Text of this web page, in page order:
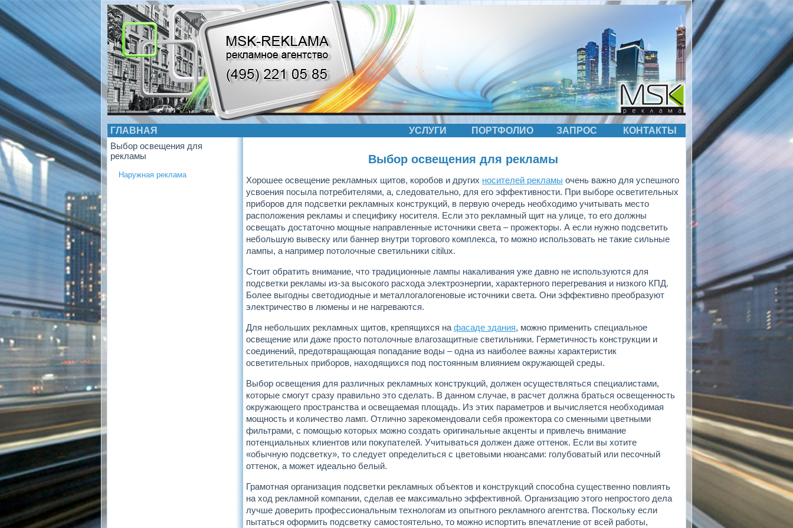
ГЛАВНАЯ УСЛУГИ ПОРТФОЛИО ЗАПРОС
КОНТАКТЫ
Выбор освещения для
рекламы
Наружная реклама
Выбор освещения для рекламы
Хорошее освещение рекламных щитов, коробов и других носителей рекламы очень важно для успешного
усвоения посыла потребителями, а, следовательно, для его эффективности. При выборе осветительных
приборов для подсветки рекламных конструкций, в первую очередь необходимо учитывать место
расположения рекламы и специфику носителя. Если это рекламный щит на улице, то его должны
освещать достаточно мощные направленные источники света – прожекторы. А если нужно подсветить
небольшую вывеску или баннер внутри торгового комплекса, то можно использовать не такие сильные
лампы, а например потолочные светильники citilux.
Стоит обратить внимание, что традиционные лампы накаливания уже давно не используются для
подсветки рекламы из-за высокого расхода электроэнергии, характерного перегревания и низкого КПД.
Более выгодны светодиодные и металлогалогеновые источники света. Они эффективно преобразуют
электричество в люмены и не нагреваются.
Для небольших рекламных щитов, крепящихся на фасаде здания, можно применить специальное
освещение или даже просто потолочные влагозащитные светильники. Герметичность конструкции и
соединений, предотвращающая попадание воды – одна из наиболее важны характеристик
осветительных приборов, находящихся под постоянным влиянием окружающей среды.
Выбор освещения для различных рекламных конструкций, должен осуществляться специалистами,
которые смогут сразу правильно это сделать. В данном случае, в расчет должна браться освещенность
окружающего пространства и освещаемая площадь. Из этих параметров и вычисляется необходимая
мощность и количество ламп. Отлично зарекомендовали себя прожектора со сменными цветными
фильтрами, с помощью которых можно создать оригинальные акценты и привлечь внимание
потенциальных клиентов или покупателей. Учитываться должен даже оттенок. Если вы хотите
«обычную подсветку», то следует определиться с цветовыми нюансами: голубоватый или песочный
оттенок, а может идеально белый.
Грамотная организация подсветки рекламных объектов и конструкций способна существенно повлиять
на ход рекламной компании, сделав ее максимально эффективной. Организацию этого непростого дела
лучше доверить профессиональным технологам из опытного рекламного агентства. Поскольку если
пытаться оформить подсветку самостоятельно, то можно испортить впечатление от всей работы,